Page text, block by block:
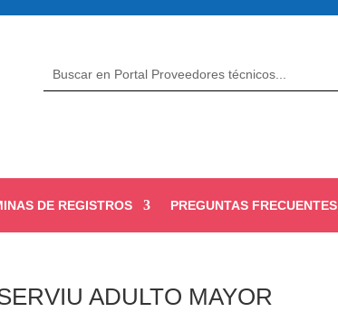
DE REGISTROS PREGUNTAS FRECUENTES
ADULTO MAYOR